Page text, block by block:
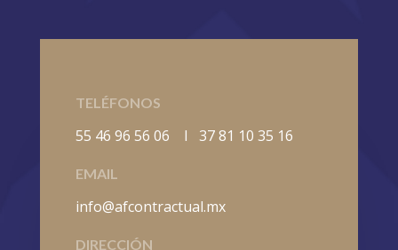
TELÉFONOS
55 46 96 56 06 I 37 81 10 35 16
EMAIL
info@afcontractual.mx
DIRECCIÓN